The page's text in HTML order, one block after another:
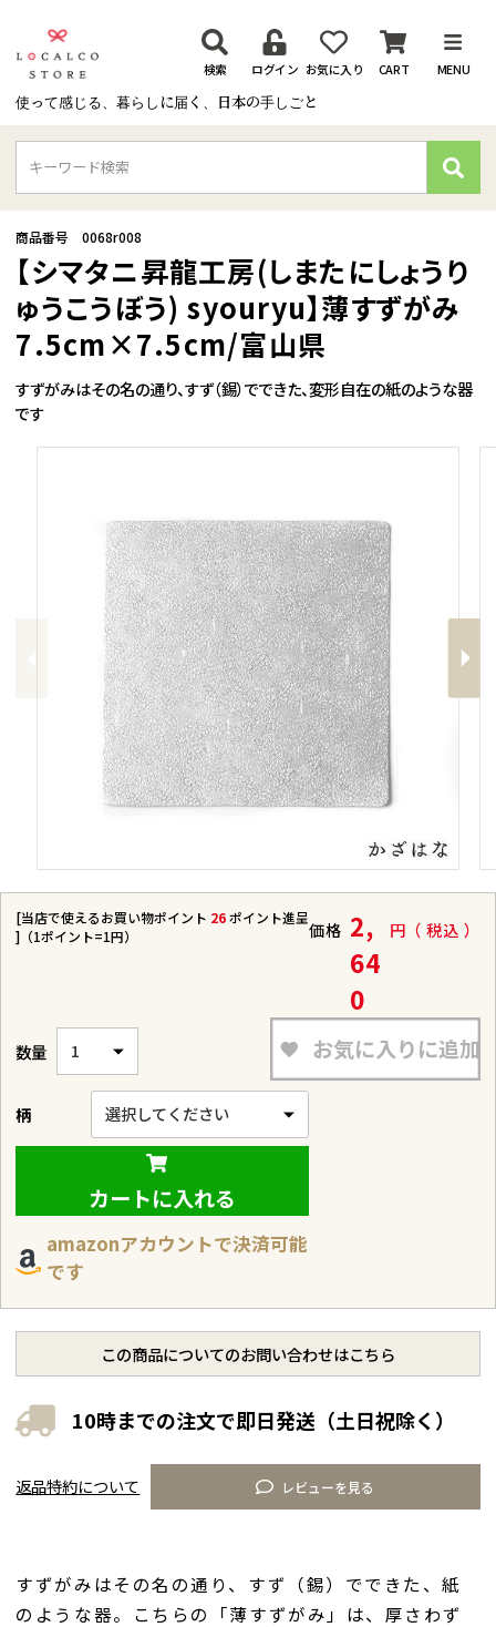
使って感じる、暮らしに届く、日本の手しごと
検索 ログイン お気に入り CART MENU
検
索
Previous
Next
すずがみはその名の通り、すず（錫）でできた、変形自在の紙のような器
です
【シマタニ昇龍工房(しまたにしょうり
ゅうこうぼう) syouryu】薄すずがみ
7.5cm×7.5cm/富山県
商品番号 0068r008
[当店で使えるお買い物ポイント 26ポイント進呈
]（1ポイント=1円）
価格 2,
64
0
税込
柄
お気に入りに追加
カートに入れる
amazonアカウントで決済可能
です
10時までの注文で即日発送（土日祝除く）
この商品についてのお問い合わせはこちら
レビューを見る
返品特約について
すずがみはその名の通り、すず（錫）でできた、紙
のような器。こちらの「薄すずがみ」は、厚さわず